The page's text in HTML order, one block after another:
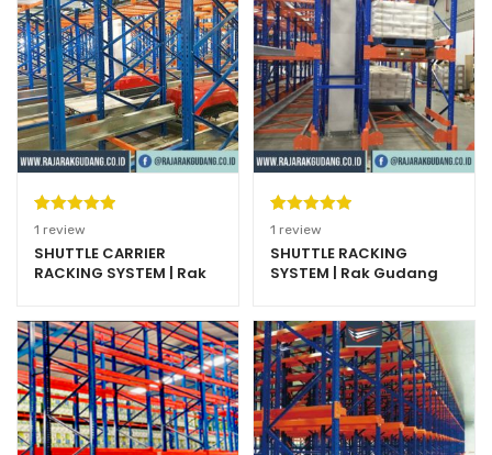
Peringkat
5.00 dari 5
berdasarka
1
pelanggan
1 review
SHUTTLE CARRIER
RACKING SYSTEM | Rak
Peringkat
5.00 dari 5
berdasarka
1
pelanggan
1 review
SHUTTLE RACKING
SYSTEM | Rak Gudang